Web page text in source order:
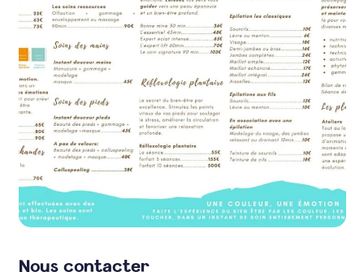
Nous contacter